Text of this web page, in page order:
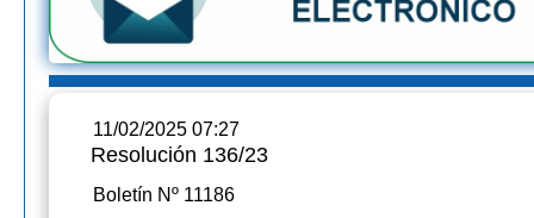
11/02/2025 07:27
Resolución 136/23
Boletín Nº 11186